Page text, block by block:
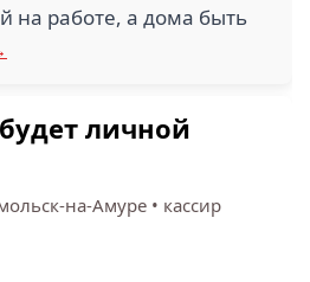
на работе, а дома быть
личной
на-Амуре • кассир